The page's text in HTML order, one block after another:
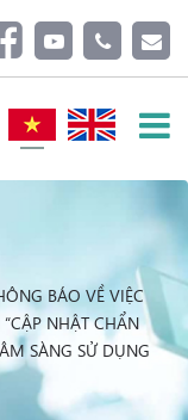
BÁO VỀ VIỆC
NHẬT CHẨN
SÀNG SỬ DỤNG